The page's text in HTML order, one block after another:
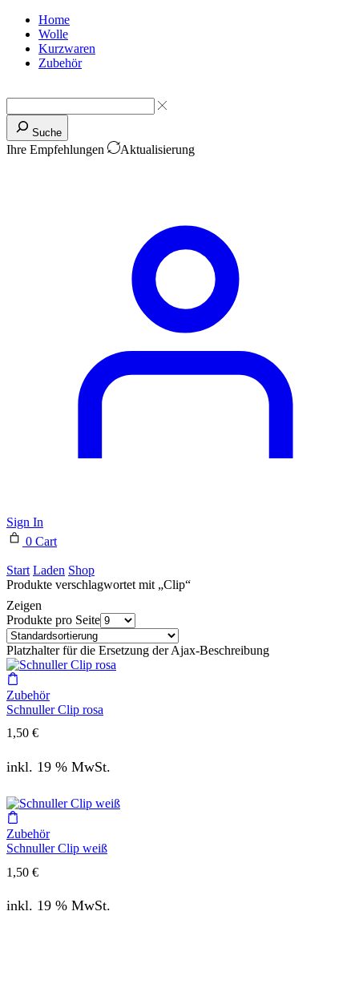
Home
Wolle
Kurzwaren
Zubehör
Suche
Ihre Empfehlungen Aktualisierung
Sign In
0 Cart
Start Laden Shop
Produkte verschlagwortet mit „Clip“
Zeigen
Produkte pro Seite
Platzhalter für die Ersetzung der Ajax-Beschreibung
Zubehör
Schnuller Clip rosa
1,50 €
inkl. 19 % MwSt.
Zubehör
Schnuller Clip weiß
1,50 €
inkl. 19 % MwSt.